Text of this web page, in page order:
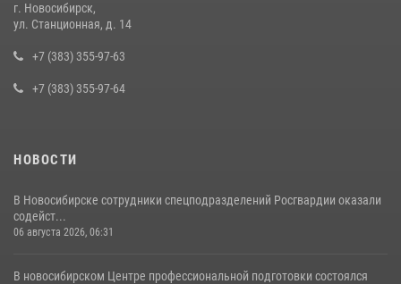
г. Новосибирск,
ул. Станционная, д. 14
+7 (383) 355-97-63
+7 (383) 355-97-64
НОВОСТИ
В Новосибирске сотрудники спецподразделений Росгвардии оказали
содейст...
06 августа 2026, 06:31
В новосибирском Центре профессиональной подготовки состоялся